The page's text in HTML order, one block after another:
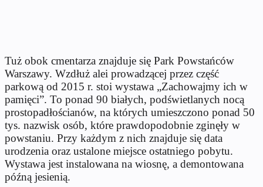
Tuż obok cmentarza znajduje się Park Powstańców
Warszawy. Wzdłuż alei prowadzącej przez część
parkową od 2015 r. stoi wystawa „Zachowajmy ich w
pamięci”. To ponad 90 białych, podświetlanych nocą
prostopadłościanów, na których umieszczono ponad 50
tys. nazwisk osób, które prawdopodobnie zginęły w
powstaniu. Przy każdym z nich znajduje się data
urodzenia oraz ustalone miejsce ostatniego pobytu.
Wystawa jest instalowana na wiosnę, a demontowana
późną jesienią.